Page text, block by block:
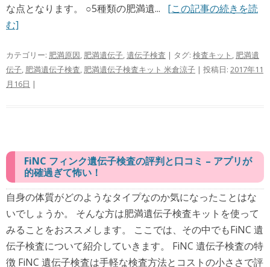
な点となります。 ○5種類の肥満遺... [この記事の続きを読
む]
カテゴリー: 肥満原因, 肥満遺伝子,遺伝子検査 | タグ: 検査キット , 肥満遺
伝子, 肥満遺伝子検査, 肥満遺伝子検査キット 米倉涼子 | 投稿日: 2017年11
月16日 |
FiNC フィンク遺伝子検査の評判と口コミ – アプリが
的確過ぎて怖い！
自身の体質がどのようなタイプなのか気になったことはな
いでしょうか。 そんな方は肥満遺伝子検査キットを使って
みることをおススメします。 ここでは、その中でもFiNC 遺
伝子検査について紹介していきます。 FiNC 遺伝子検査の特
徴 FiNC 遺伝子検査は手軽な検査方法とコストの小ささで評